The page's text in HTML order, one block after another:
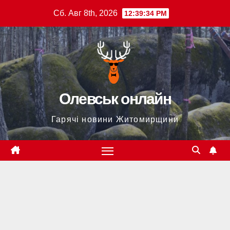
содержимому
Сб. Авг 8th, 2026 12:39:35 PM
Олевськ онлайн
Гарячі новини Житомирщини